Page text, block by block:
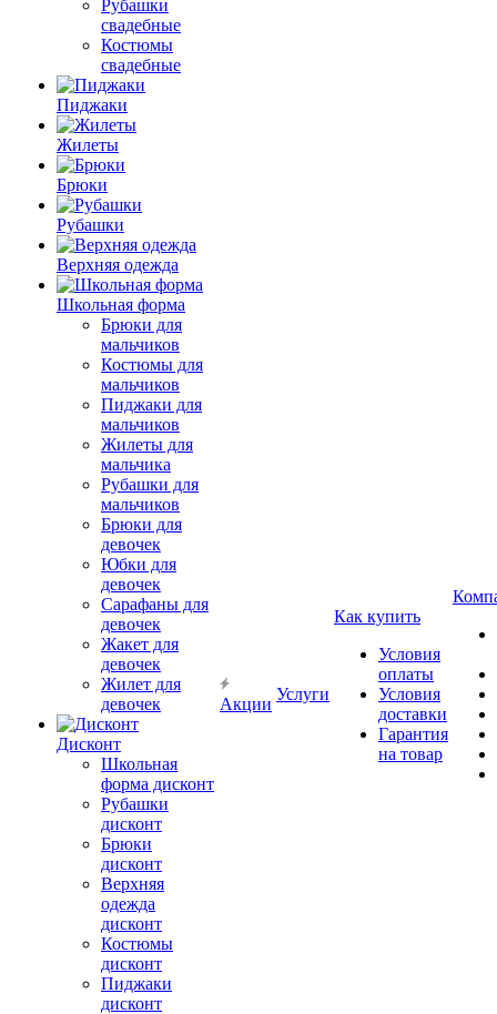
Рубашки
свадебные
Костюмы
свадебные
Пиджаки
Жилеты
Брюки
Рубашки
Верхняя одежда
Школьная форма
Брюки для
мальчиков
Костюмы для
мальчиков
Пиджаки для
мальчиков
Жилеты для
мальчика
Рубашки для
мальчиков
Брюки для
девочек
Юбки для
девочек
Сарафаны для
девочек
Жакет для
девочек
Жилет для
девочек
Дисконт
Школьная
форма дисконт
Рубашки
дисконт
Брюки
дисконт
Верхняя
одежда
дисконт
Костюмы
дисконт
Пиджаки
дисконт
Акции
Услуги
Как купить
Условия
оплаты
Условия
доставки
Гарантия
на товар